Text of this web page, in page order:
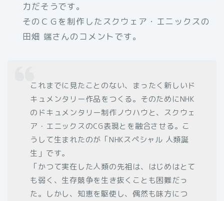
力だそうです。
そのＣＧを制作したスクウェア・エニックスの
田畑 端さんのコメントです。
これまでに見たことのない、まったく新しいド
キュメンタリー作品をつくる。そのためにNHK
のドキュメンタリー制作ノウハウと、スクウェ
ア・エニックスのCG表現とを融合させる。こ
うして生まれたのが「NHKスペシャル 人類誕
生」です。
「かつて実在した人類の先祖は、はじめはとて
も弱く、生存競争を生き抜くことも困難だっ
た。しかし、知恵を駆使し、偶然も味方につ